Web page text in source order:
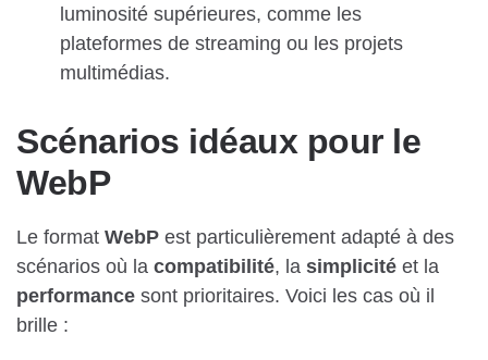
luminosité supérieures, comme les
plateformes de streaming ou les projets
multimédias.
Scénarios idéaux pour le
WebP
Le format WebP est particulièrement adapté à des
scénarios où la compatibilité, la simplicité et la
performance sont prioritaires. Voici les cas où il
brille :